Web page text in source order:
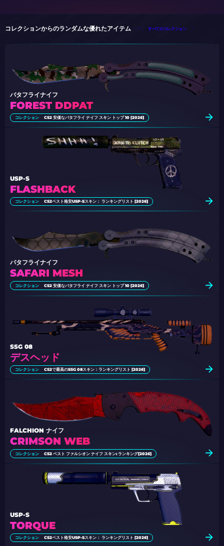
コレクションからのランダムな優れたアイテム すべてのコレクション
FOREST DDPAT
バタフライナイフ
コレクション CS2 安価なバタフライ ナイフ スキン トップ 10 [2026]
FLASHBACK
USP-S
コレクション CS2ベスト格安USP-Sスキン： ランキングリスト [2026]
SAFARI MESH
バタフライナイフ
コレクション CS2 安価なバタフライ ナイフ スキン トップ 10 [2026]
デスヘッド
SSG 08
コレクション CS2で最高のSSG 08スキン：ランキングリスト [2026]
CRIMSON WEB
FALCHION ナイフ
コレクション CS2 ベスト ファルシオン ナイフ スキン: ランキング[2026]
TORQUE
USP-S
コレクション CS2ベスト格安USP-Sスキン： ランキングリスト [2026]